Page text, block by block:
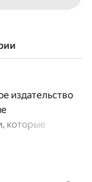
издательство
которые